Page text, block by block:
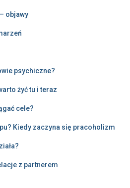
objawy
psychiczne?
żyć tu i teraz
cele?
Kiedy zaczyna się pracoholizm
z partnerem